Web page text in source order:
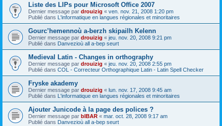
Liste des LIPs pour Microsoft Office 2007
Dernier message par drouizig « ven. nov. 21, 2008 1:20 pm
Publié dans L'informatique en langues régionales et minoritaires
Gourc’hemennoù a-berzh skipailh Kelenn
Dernier message par drouizig « jeu. nov. 20, 2008 9:21 pm
Publié dans Danvezioù all a-bep seurt
Medieval Latin - Changes in orthography
Dernier message par drouizig « jeu. nov. 20, 2008 2:55 pm
Publié dans COL - Correcteur Orthographique Latin - Latin Spell Checker
Fryske akademy
Dernier message par drouizig « lun. nov. 17, 2008 9:45 am
Publié dans L'informatique en langues régionales et minoritaires
Ajouter Junicode à la page des polices ?
Dernier message par bIBAR « mar. oct. 28, 2008 9:17 am
Publié dans Danvezioù all a-bep seurt